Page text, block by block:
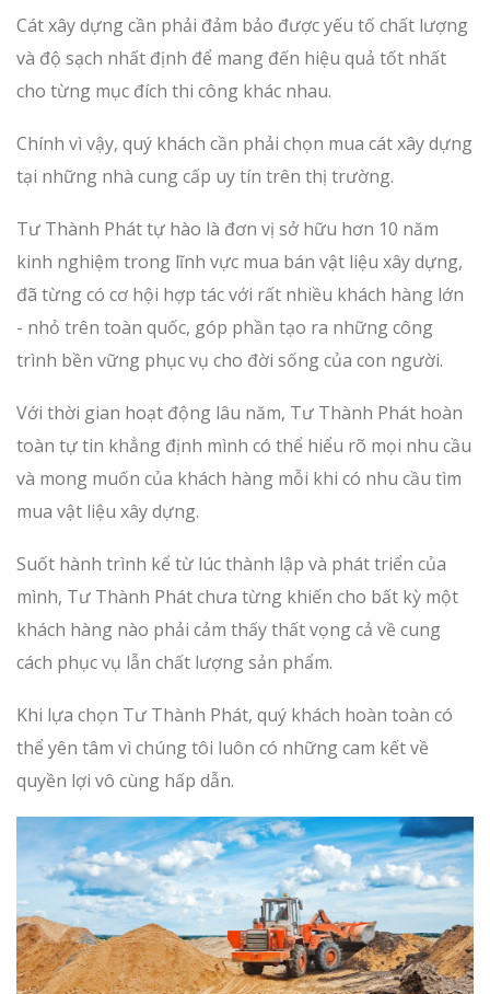
Cát xây dựng cần phải đảm bảo được yếu tố chất lượng
và độ sạch nhất định để mang đến hiệu quả tốt nhất
cho từng mục đích thi công khác nhau.
Chính vì vậy, quý khách cần phải chọn mua cát xây dựng
tại những nhà cung cấp uy tín trên thị trường.
Tư Thành Phát tự hào là đơn vị sở hữu hơn 10 năm
kinh nghiệm trong lĩnh vực mua bán vật liệu xây dựng,
đã từng có cơ hội hợp tác với rất nhiều khách hàng lớn
- nhỏ trên toàn quốc, góp phần tạo ra những công
trình bền vững phục vụ cho đời sống của con người.
Với thời gian hoạt động lâu năm, Tư Thành Phát hoàn
toàn tự tin khẳng định mình có thể hiểu rõ mọi nhu cầu
và mong muốn của khách hàng mỗi khi có nhu cầu tìm
mua vật liệu xây dựng.
Suốt hành trình kể từ lúc thành lập và phát triển của
mình, Tư Thành Phát chưa từng khiến cho bất kỳ một
khách hàng nào phải cảm thấy thất vọng cả về cung
cách phục vụ lẫn chất lượng sản phẩm.
Khi lựa chọn Tư Thành Phát, quý khách hoàn toàn có
thể yên tâm vì chúng tôi luôn có những cam kết về
quyền lợi vô cùng hấp dẫn.